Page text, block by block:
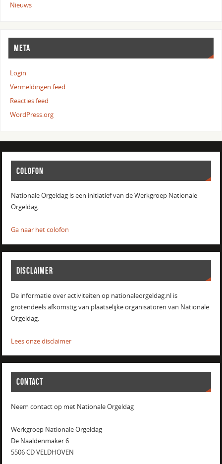
Nieuws
META
Login
Vermeldingen feed
Reacties feed
WordPress.org
COLOFON
Nationale Orgeldag is een initiatief van de Werkgroep Nationale
Orgeldag.
Ga naar het colofon
DISCLAIMER
De informatie over activiteiten op nationaleorgeldag.nl is
grotendeels afkomstig van plaatselijke organisatoren van Nationale
Orgeldag.
Lees onze disclaimer
CONTACT
Neem contact op met Nationale Orgeldag
Werkgroep Nationale Orgeldag
De Naaldenmaker 6
5506 CD VELDHOVEN